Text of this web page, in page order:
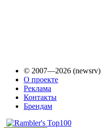
© 2007—2026 (newsrv)
О проекте
Реклама
Контакты
Брендам